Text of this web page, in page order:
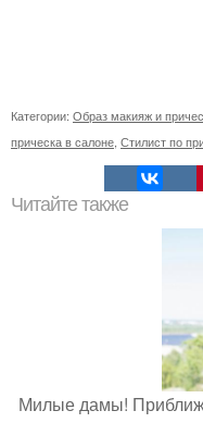
Категории: Образ макияж и
прическа в салоне Стилист по
Читайте также
Милые дамы!